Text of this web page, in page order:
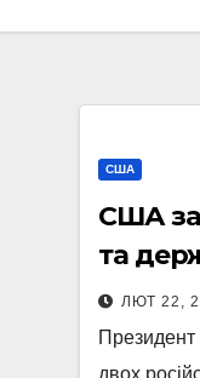
США
США
та
ЛЮТ 22,
двох